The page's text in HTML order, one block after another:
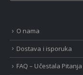
O nama
Dostava i isporuka
FAQ – Učestala Pitanja